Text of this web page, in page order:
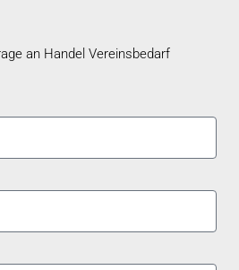
an Handel Vereinsbedarf